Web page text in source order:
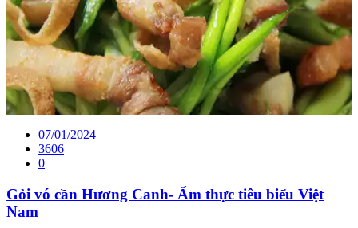
07/01/2024
3606
0
Gỏi vó cần Hương Canh- Ẩm thực tiêu biểu Việt
Nam